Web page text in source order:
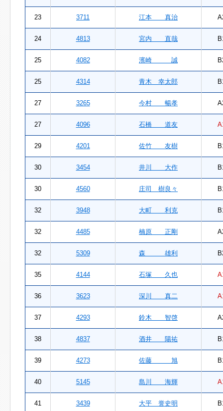
23 3711 江本 真治
24 4813 宮内 直哉
25 4082 濱崎 誠
25 4314 青木 幸太郎
27 3265 今村 暢孝
27 4096 石橋 道友
29 4201 佐竹 友樹
30 3454 井川 大作
30 4560 庄司 樹良々
32 3948 大町 利克
32 4485 楠原 正剛
32 5309 森 雄利
35 4144 石塚 久也
36 3623 深川 真二
37 4293 鈴木 智啓
38 4837 酒井 陽祐
39 4273 佐藤 旭
40 5145 島川 海輝
41 3439 大平 誉史明